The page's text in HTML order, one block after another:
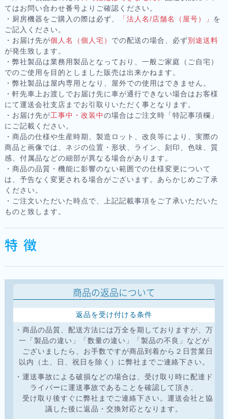
てはお問い合わせ番号よりご確認ください。
・厨房機器をご購入の際は必ず、
「法人名/店舗名（屋号）」 を
ご記入ください。
・お届け先が個人名（個人宅） での配送の場合、必ず別途送料
が発生致します。
・弊社製品は業務用製品となっており、一般ご家庭（ご自宅）
でのご使用を目的としました販売は出来かねます。
・弊社製品は屋内専用となり、屋外での使用はできません。
・軒先車上お渡しでお届け先に車が通行できない場合はお客様
にて運送会社支店までお引取りいただく事となります。
・お届け先が工事中・改装中の場合はご注文時「特記事項欄」
にご記載ください。
・商品の仕様や生産時期、製造ロット、改良等により、実際の
商品と画像では、ネジの位置・形状、ライン、刻印、色味、質
感、付属品などの細部が異なる場合があります。
・商品の品質・機能に影響のない範囲での仕様変更について
は、予告なく変更される場合がございます。あらかじめご了承
ください。
・ご注文いただいた時点で、上記記載事項をご了承いただいた
ものと致します。
特 徴
商品の返品について
返品を受け付ける条件
・商品の品質、配送方法には万全を期しておりますが、万
一「製品の違い」「数量の違い」「製品の不良」などが
ございましたら、お手数ですが商品到着から２日営業日
以内（土、日、祝日を除く）に弊社までご連絡下さい。
・運送事故による破損などの場合は、受け取り時に配達ド
ライバーに運送事故であることを確認して頂き、
受け取り後すぐに弊社までご連絡下さい。運送会社と協
議した後に返品・交換対応となります。